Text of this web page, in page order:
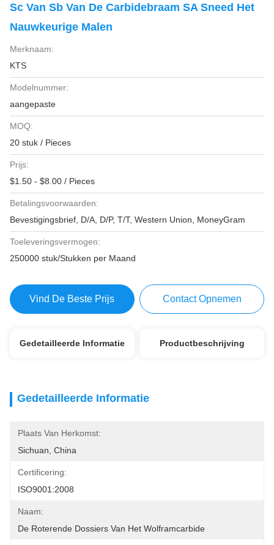
Sc Van Sb Van De Carbidebraam SA Sneed Het
Nauwkeurige Malen
Merknaam:
KTS
Modelnummer:
aangepaste
MOQ:
20 stuk / Pieces
Prijs:
$1.50 - $8.00 / Pieces
Betalingsvoorwaarden:
Bevestigingsbrief, D/A, D/P, T/T, Western Union, MoneyGram
Toeleveringsvermogen:
250000 stuk/Stukken per Maand
Vind De Beste Prijs Contact Opnemen
Gedetailleerde Informatie Productbeschrijving
Gedetailleerde Informatie
Plaats Van Herkomst:
Sichuan, China
Certificering:
ISO9001:2008
Naam:
De Roterende Dossiers Van Het Wolframcarbide